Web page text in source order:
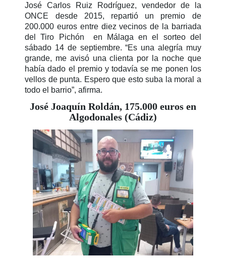
José Carlos Ruiz Rodríguez, vendedor de la
ONCE desde 2015, repartió un premio de
200.000 euros entre diez vecinos de la barriada
del Tiro Pichón en Málaga en el sorteo del
sábado 14 de septiembre. “Es una alegría muy
grande, me avisó una clienta por la noche que
había dado el premio y todavía se me ponen los
vellos de punta. Espero que esto suba la moral a
todo el barrio”, afirma.
José Joaquín Roldán, 175.000 euros en
Algodonales (Cádiz)